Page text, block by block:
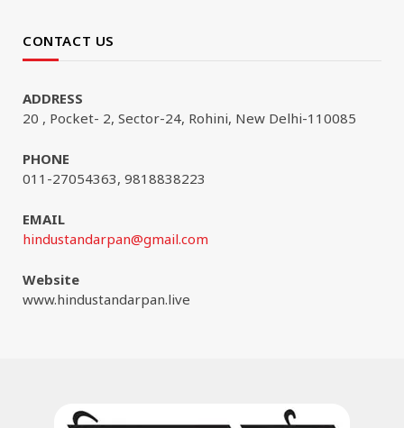
CONTACT US
ADDRESS
20 , Pocket- 2, Sector-24, Rohini, New Delhi-110085
PHONE
011-27054363, 9818838223
EMAIL
hindustandarpan@gmail.com
Website
www.hindustandarpan.live